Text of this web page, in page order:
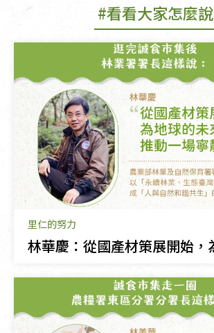
#看看大家怎麼說
里仁的努力